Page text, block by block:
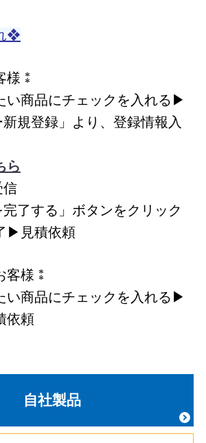
❖
様⁑
い商品にチェックを入れる▶
規登録」より、登録情報入
ら
了する」ボタンをクリック
▶見積依頼
客様⁑
商品にチェックを入れる▶
依頼
自社製品